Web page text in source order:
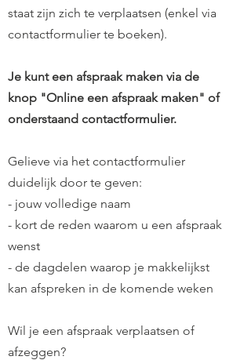
staat zijn zich te verplaatsen (enkel via
contactformulier te boeken).
Je kunt een afspraak maken via de
knop "Online een afspraak maken" of
onderstaand contactformulier.
Gelieve via het contactformulier
duidelijk door te geven:
- jouw volledige naam
- kort de reden waarom u een afspraak
wenst
- de dagdelen waarop je makkelijkst
kan afspreken in de komende weken
Wil je een afspraak verplaatsen of
afzeggen?